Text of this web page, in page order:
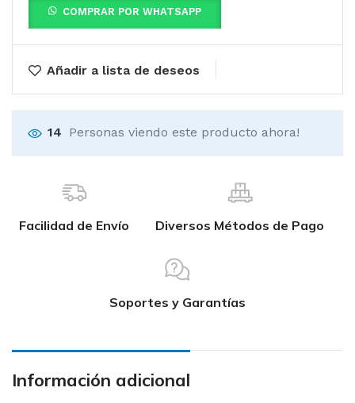
COMPRAR POR WHATSAPP
Añadir a lista de deseos
14 Personas viendo este producto ahora!
Facilidad de Envío Diversos Métodos de Pago
Soportes y Garantías
Información adicional